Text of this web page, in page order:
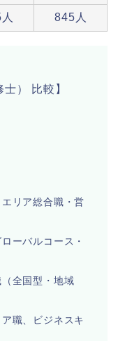
845人
） 比較】
リア総合職・営
ーバルコース・
全国型・地域
職、ビジネスキ